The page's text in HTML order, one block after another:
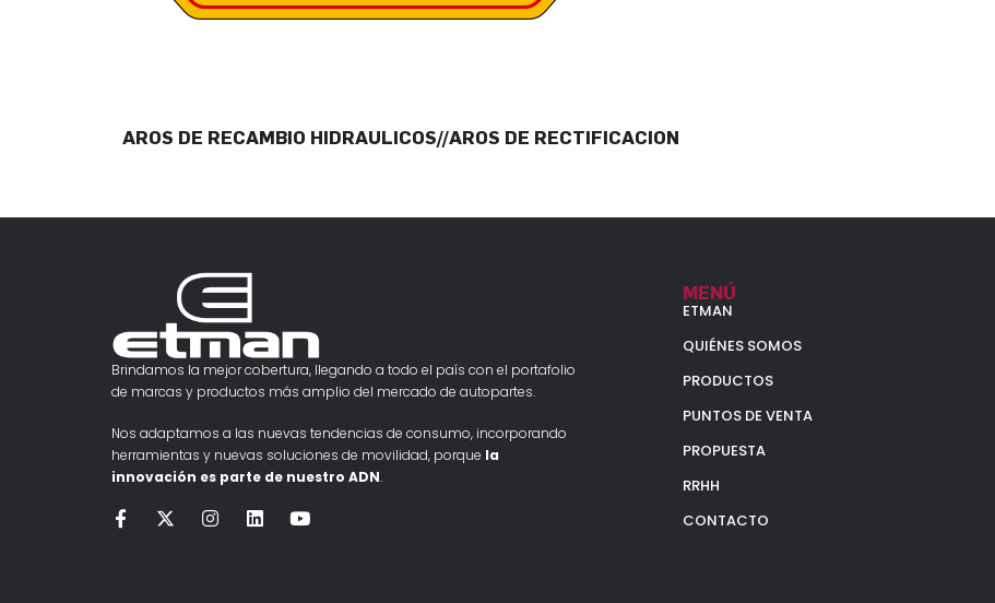
AROS DE RECAMBIO HIDRAULICOS//AROS DE RECTIFICACION
Brindamos la mejor cobertura, llegando a todo el país con el portafolio
de marcas y productos más amplio del mercado de autopartes.
Nos adaptamos a las nuevas tendencias de consumo, incorporando
herramientas y nuevas soluciones de movilidad, porque la
innovación es parte de nuestro ADN.
MENÚ
ETMAN
QUIÉNES SOMOS
PRODUCTOS
PUNTOS DE VENTA
PROPUESTA
RRHH
CONTACTO